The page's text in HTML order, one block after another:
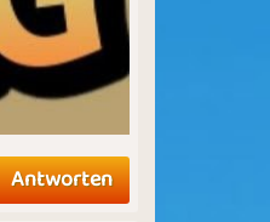
Antworten